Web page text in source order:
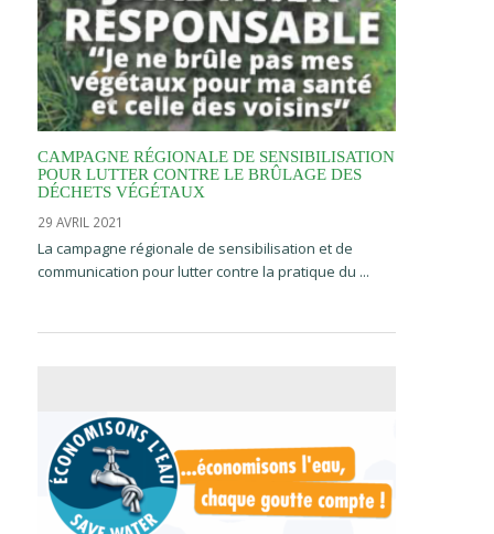
CAMPAGNE RÉGIONALE DE SENSIBILISATION
POUR LUTTER CONTRE LE BRÛLAGE DES
DÉCHETS VÉGÉTAUX
29 AVRIL 2021
La campagne régionale de sensibilisation et de
communication pour lutter contre la pratique du ...